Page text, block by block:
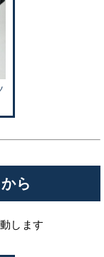
ら
します